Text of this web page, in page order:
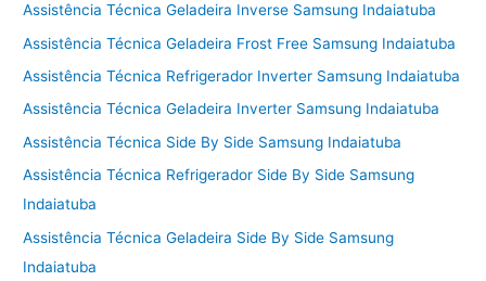
Assistência Técnica Geladeira Inverse Samsung Indaiatuba
Assistência Técnica Geladeira Frost Free Samsung Indaiatuba
Assistência Técnica Refrigerador Inverter Samsung Indaiatuba
Assistência Técnica Geladeira Inverter Samsung Indaiatuba
Assistência Técnica Side By Side Samsung Indaiatuba
Assistência Técnica Refrigerador Side By Side Samsung
Indaiatuba
Assistência Técnica Geladeira Side By Side Samsung
Indaiatuba